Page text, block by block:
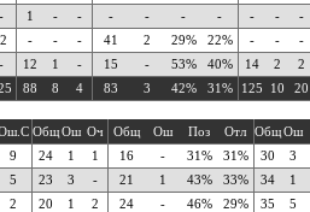
- 1 - - - - - - - - -
- - - 41 2 29% 22% - - -
- 12 1 - 15 - 53% 40% 14 2 2
88 8 4 83 3 42% 31% 125 10 20
ОбщОш Оч Общ Ош Поз Отл ОбщОш
9 24 1 1 16 - 31% 31% 30 3
5 23 3 - 21 1 43% 33% 34 1
2 20 1 2 24 - 46% 29% 35 5